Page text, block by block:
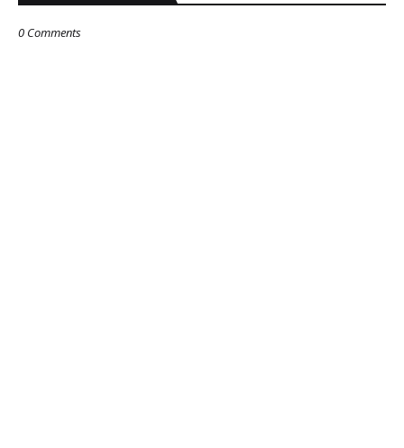
0 Comments